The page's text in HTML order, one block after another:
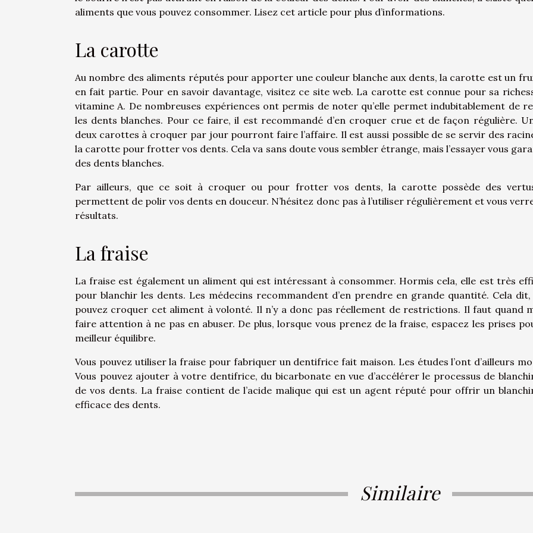
aliments que vous pouvez consommer. Lisez cet article pour plus d’informations.
La carotte
Au nombre des aliments réputés pour apporter une couleur blanche aux dents, la carotte est un
en fait partie. Pour en savoir davantage, visitez ce site web. La carotte est connue pour sa
vitamine A. De nombreuses expériences ont permis de noter qu’elle permet indubitablement de
les dents blanches. Pour ce faire, il est recommandé d’en croquer crue et de façon régulière.
deux carottes à croquer par jour pourront faire l’affaire. Il est aussi possible de se servir des
la carotte pour frotter vos dents. Cela va sans doute vous sembler étrange, mais l’essayer vous
des dents blanches.
Par ailleurs, que ce soit à croquer ou pour frotter vos dents, la carotte possède des
permettent de polir vos dents en douceur. N’hésitez donc pas à l’utiliser régulièrement et vous
résultats.
La fraise
La fraise est également un aliment qui est intéressant à consommer. Hormis cela, elle est très
pour blanchir les dents. Les médecins recommandent d’en prendre en grande quantité. Cela dit,
pouvez croquer cet aliment à volonté. Il n’y a donc pas réellement de restrictions. Il faut quand
faire attention à ne pas en abuser. De plus, lorsque vous prenez de la fraise, espacez les prises
meilleur équilibre.
Vous pouvez utiliser la fraise pour fabriquer un dentifrice fait maison. Les études l’ont d’ailleurs
Vous pouvez ajouter à votre dentifrice, du bicarbonate en vue d’accélérer le processus de
de vos dents. La fraise contient de l’acide malique qui est un agent réputé pour offrir un
efficace des dents.
Similaire